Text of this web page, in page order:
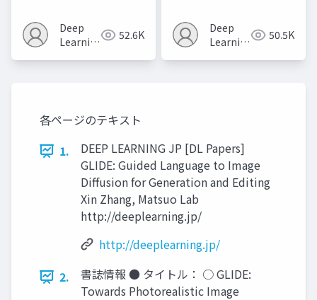
Deep
Learning
52.6K
Deep
Learning
50.5K
各ページのテキスト
1.
DEEP LEARNING JP [DL Papers]
GLIDE: Guided Language to Image
Diffusion for Generation and Editing
Xin Zhang, Matsuo Lab
http://deeplearning.jp/
http://deeplearning.jp/
2.
書誌情報 ● タイトル： ○ GLIDE:
Towards Photorealistic Image